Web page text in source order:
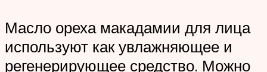
Масло ореха макадамии для лица
используют как увлажняющее и
регенерирующее средство. Можно